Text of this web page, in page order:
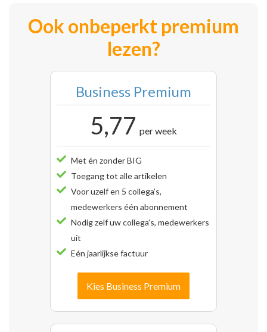
Ook onbeperkt premium
lezen?
Business Premium
5,77 per week
Met én zonder BIG
Toegang tot alle artikelen
Voor uzelf en 5 collega’s,
medewerkers één abonnement
Nodig zelf uw collega’s, medewerkers
uit
Eén jaarlijkse factuur
Kies Business Premium